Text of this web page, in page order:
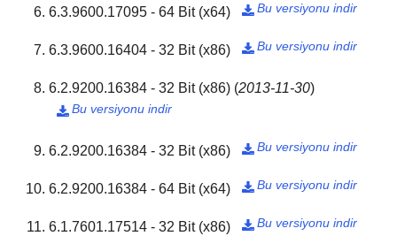
6.3.9600.17095 - 64 Bit (x64) Bu versiyonu indir

6.3.9600.16404 - 32 Bit (x86) Bu versiyonu indir

6.2.9200.16384 - 32 Bit (x86) (2013-11-30)
Bu versiyonu indir

6.2.9200.16384 - 32 Bit (x86) Bu versiyonu indir

6.2.9200.16384 - 64 Bit (x64) Bu versiyonu indir

6.1.7601.17514 - 32 Bit (x86) Bu versiyonu indir
